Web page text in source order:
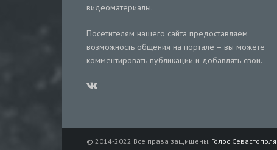
видеоматериалы.
Посетителям нашего сайта предоставляем
возможность общения на портале – вы можете
комментировать публикации и добавлять свои.
© 2014-2022 Все права защищены. Голос Севастополя